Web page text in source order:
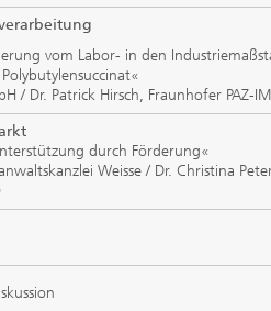
vom Labor- in den
/ Dr. Patrick Hirsch, Fraunhofer PAZ-
durch Förderung«
Weisse / Dr. Christina